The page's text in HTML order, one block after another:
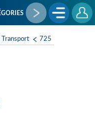
Transport 725